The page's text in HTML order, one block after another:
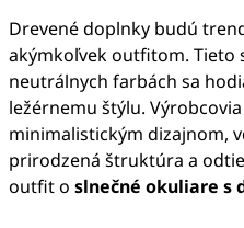
Drevené doplnky budú
akýmkoľvek outfitom. Tieto
neutrálnych farbách sa
ležérnemu štýlu.
minimalistickým dizajnom,
prirodzená štruktúra a
outfit o slnečné okuliare s